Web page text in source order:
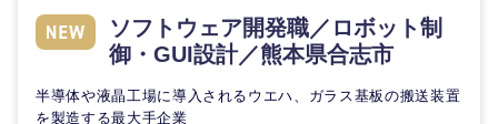
愛知県 三重県
ソフトウェア開発職／ロボット制
御・GUI設計／熊本県合志市
半導体や液晶工場に導入されるウエハ、ガラス基板の搬送装置
を製造する最大手企業